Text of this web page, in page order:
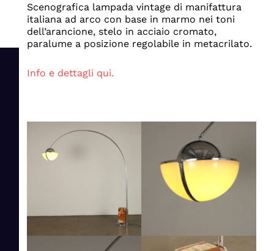
Scenografica lampada vintage di manifattura
italiana ad arco con base in marmo nei toni
dell’arancione, stelo in acciaio cromato,
paralume a posizione regolabile in metacrilato.
Info e dettagli qui.